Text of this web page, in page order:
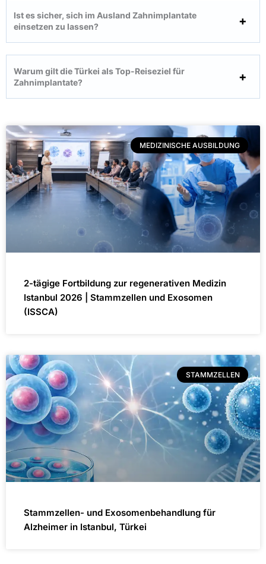
Ist es sicher, sich im Ausland Zahnimplantate
einsetzen zu lassen?
Warum gilt die Türkei als Top-Reiseziel für
Zahnimplantate?
MEDIZINISCHE AUSBILDUNG
2-tägige Fortbildung zur regenerativen Medizin
Istanbul 2026 | Stammzellen und Exosomen
(ISSCA)
STAMMZELLEN
Stammzellen- und Exosomenbehandlung für
Alzheimer in Istanbul, Türkei